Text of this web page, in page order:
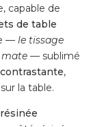
capable de
de table
— le tissage
mate — sublimé
,
la table.